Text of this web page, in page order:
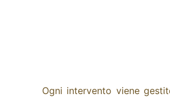
Ogni intervento viene